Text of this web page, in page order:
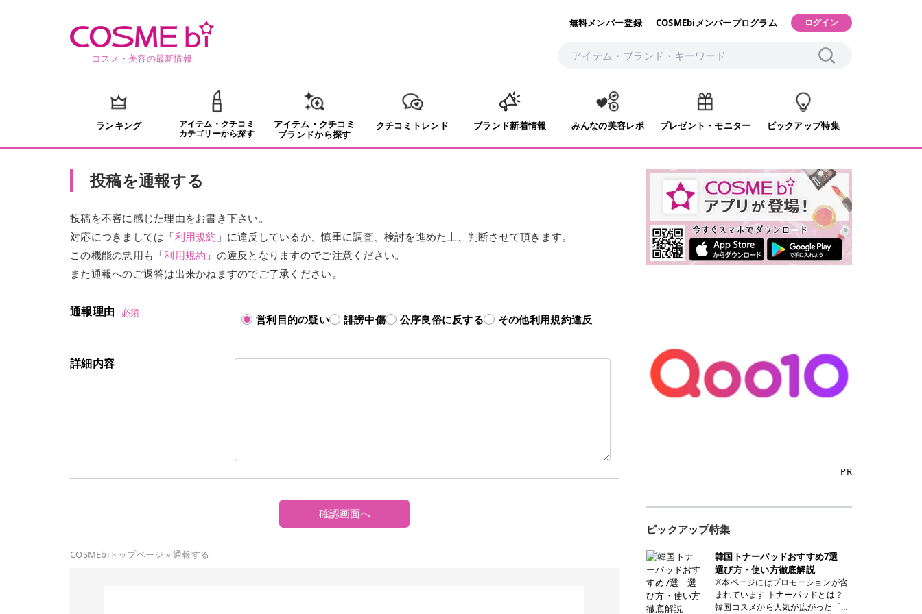
コスメ・美容の最新情報
無料メンバー登録 COSMEbiメンバープログラム ログイン
ランキング
アイテム・クチコミ
カテゴリーから探す
アイテム・クチコミ
ブランドから探す
クチコミトレンド ブランド新着情報 みんなの美容レポ プレゼント・モニター ピックアップ特集
投稿を通報する
投稿を不審に感じた理由をお書き下さい。
対応につきましては「利用規約 」に違反しているか、慎重に調査、検討を進めた上、判断させて頂きます。
この機能の悪用も「利用規約 」の違反となりますのでご注意ください。
また通報へのご返答は出来かねますのでご了承ください。
通報理由 必須 営利目的の疑い 誹謗中傷 公序良俗に反する その他利用規約違反
詳細内容
確認画面へ
COSMEbiトップページ »通報する
PR
ピックアップ特集
韓国トナーパッドおすすめ7選
選び方・使い方徹底解説
※本ページにはプロモーションが含
まれています トナーパッドとは？
韓国コスメから人気が広がった「ト